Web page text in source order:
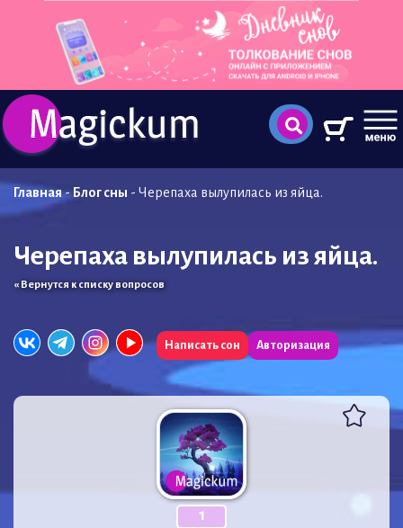
Главная-Блог сны - Черепаха вылупилась из яйца.
Черепаха вылупилась из яйца.
« Вернутся к списку вопросов
Написать сон Авторизация
1